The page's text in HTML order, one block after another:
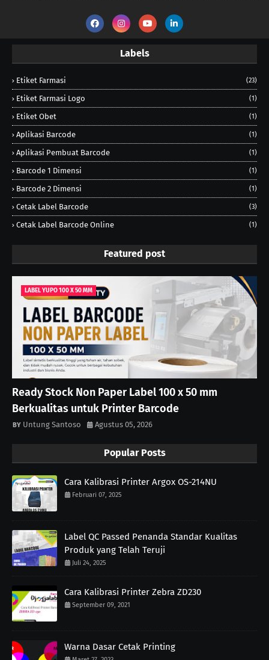
Labels
Etiket Farmasi (23)
Etiket Farmasi Logo (1)
Etiket Obet (1)
Aplikasi Barcode (1)
Aplikasi Pembuat Barcode (1)
Barcode 1 Dimensi (1)
Barcode 2 Dimensi (1)
Cetak Label Barcode (3)
Cetak Label Barcode Online (1)
Featured post
LABEL YUPO 100 X 50 MM
Ready Stock Non Paper Label 100 x 50 mm
Berkualitas untuk Printer Barcode
Untung Santoso Agustus 05, 2026
Popular Posts
Cara Kalibrasi Printer Argox OS-214NU
Februari 07, 2025
Label QC Passed Penanda Standar Kualitas
Produk yang Telah Teruji
Juli 24, 2025
Cara Kalibrasi Printer Zebra ZD230
September 09, 2021
Warna Dasar Cetak Printing